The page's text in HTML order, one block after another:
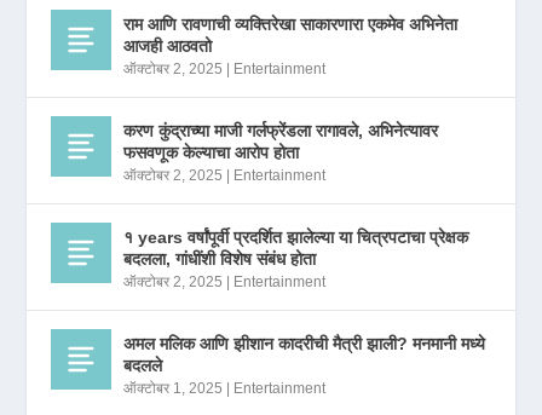
राम आणि रावणाची व्यक्तिरेखा साकारणारा एकमेव अभिनेता
आजही आठवतो
ऑक्टोबर 2, 2025 Entertainment
करण कुंद्राच्या माजी गर्लफ्रेंडला रागावले, अभिनेत्यावर
फसवणूक केल्याचा आरोप होता
ऑक्टोबर 2, 2025 Entertainment
१ years वर्षांपूर्वी प्रदर्शित झालेल्या या चित्रपटाचा प्रेक्षक
बदलला, गांधींशी विशेष संबंध होता
ऑक्टोबर 2, 2025 Entertainment
अमल मलिक आणि झीशान कादरीची मैत्री झाली? मनमानी मध्ये
बदलले
ऑक्टोबर 1, 2025 Entertainment